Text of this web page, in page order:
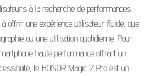
à la recherche de performances
à offrir une expérience utilisateur fluide, que
ou une utilisation quotidienne. Pour
haute performance offrant un
le HONOR Magic 7 Pro est un